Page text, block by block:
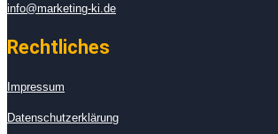
info@marketing-ki.de
Rechtliches
Impressum
Datenschutzerklärung